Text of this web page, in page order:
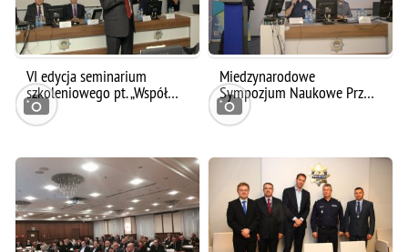
VI edycja seminarium
szkoleniowego pt. „Współ…
Miedzynarodowe
Sympozjum Naukowe Prz…